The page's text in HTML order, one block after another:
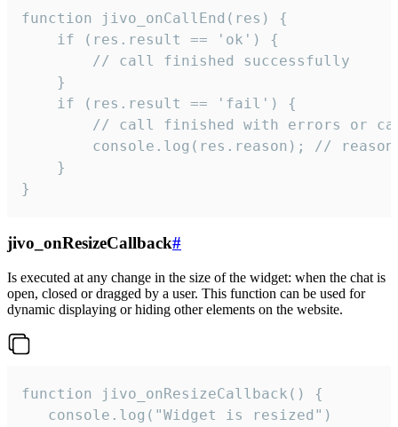
function jivo_onCallEnd(res) {
    if (res.result == 'ok') {
        // call finished successfully
    }
    if (res.result == 'fail') {
// call finished with errors or
console.log(res.reason); //
    }
}
jivo_onResizeCallback#
Is executed at any change in the size of the widget: when the chat is
open, closed or dragged by a user. This function can be used for
dynamic displaying or hiding other elements on the website.
function jivo_onResizeCallback() {
   console.log("Widget is resized")